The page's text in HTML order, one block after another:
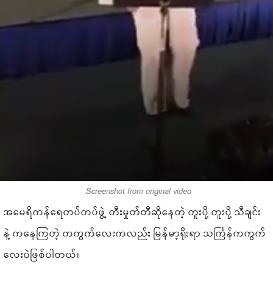
Screenshot from original video
အမေရိကန်ရေတပ်တပ်ဖွဲ့ တီးမှုတ်တီဆိုနေတဲ့ တူးပို့ တူးပို့ သီချင်း
နဲ့ ကနေကြတဲ့ ကကွက်လေးကလည်း မြန်မာ့ရိုးရာ သင်္ကြန်ကကွက်
လေးပဲဖြစ်ပါတယ်။